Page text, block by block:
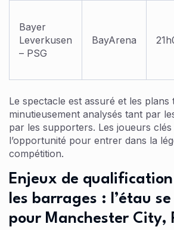
Bayer
Leverkusen
– PSG
BayArena
Le spectacle est assuré et les plans
minutieusement analysés tant par
par les supporters. Les joueurs clés
l’opportunité pour entrer dans la
compétition.
Enjeux de
les barrages : l’étau
pour Manchester City,